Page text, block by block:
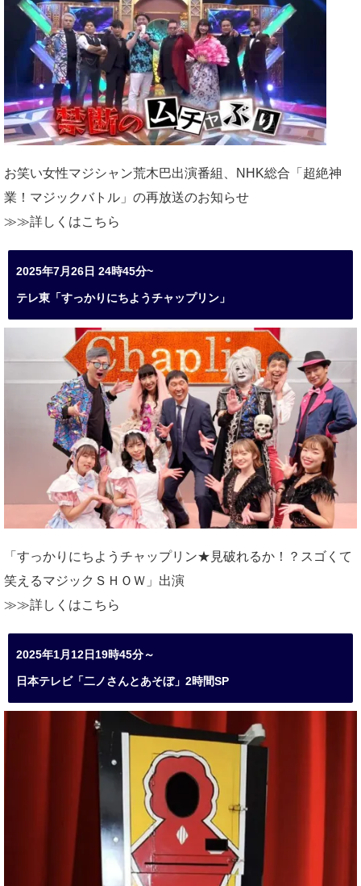
お笑い女性マジシャン荒木巴出演番組、
NHK総合「超絶神
業！マジックバトル」の再放送のお知らせ
≫≫詳しくはこちら
2025年7月26日 24時45分~
テレ東「すっかりにちようチャップリン」
「すっかりにちようチャップリン★見破れるか！？スゴくて
笑えるマジックＳＨＯＷ」出演
≫≫詳しくはこちら
2025年1月12日19時45分～
日本テレビ「二ノさんとあそぼ」2時間SP